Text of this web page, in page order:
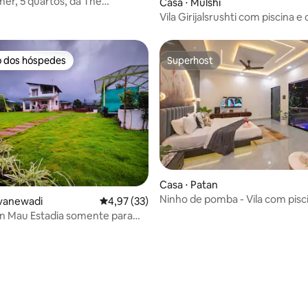
Vila Girijalsrushti com piscina e
dos hóspedes
dos hóspedes
4,97 de uma avaliação média de 5, 33
4,97 (33)
para
Superhost
Superhost
Casa ⋅ Patan
Ninho de pomba - Vila com